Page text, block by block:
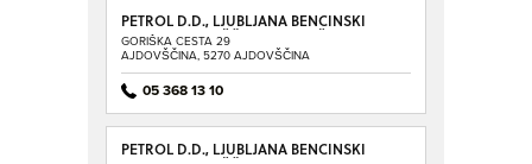
PETROL D.D., LJUBLJANA BENCINSKI
SERVIS AJDOVŠČINA - GORIŠKA
GORIŠKA CESTA 29
AJDOVŠČINA, 5270 AJDOVŠČINA
05 368 13 10
PETROL D.D., LJUBLJANA BENCINSKI